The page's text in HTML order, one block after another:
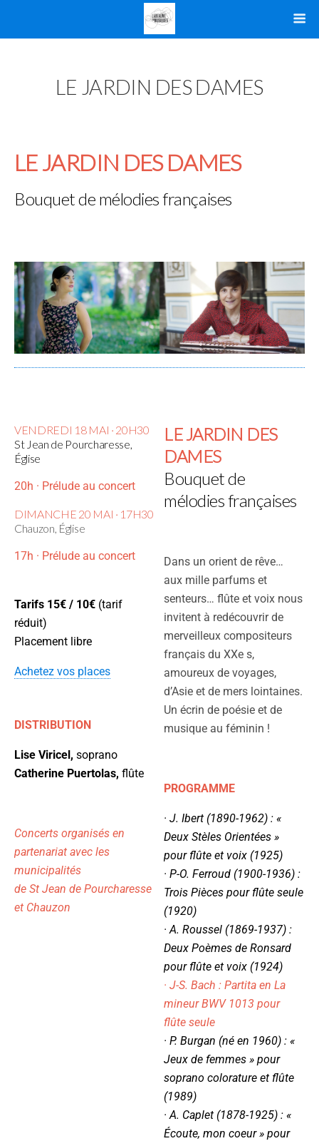
LE JARDIN DES DAMES
LE JARDIN DES DAMES
Bouquet de mélodies françaises
VENDREDI 18 MAI · 20H30
St Jean de Pourcharesse,
Église
20h · Prélude au concert
DIMANCHE 20 MAI · 17H30
Chauzon, Église
17h · Prélude au concert
Tarifs 15€ / 10€ (tarif
réduit)
Placement libre
Achetez vos places
DISTRIBUTION
Lise Viricel, soprano
Catherine Puertolas, flûte
Concerts organisés en
partenariat avec les
municipalités
de St Jean de Pourcharesse
et Chauzon
LE JARDIN DES
DAMES
Bouquet de
mélodies françaises
Dans un orient de rêve…
aux mille parfums et
senteurs… flûte et voix nous
invitent à redécouvrir de
merveilleux compositeurs
français du XXe s,
amoureux de voyages,
d’Asie et de mers lointaines.
Un écrin de poésie et de
musique au féminin !
PROGRAMME
· J. Ibert (1890-1962) : «
Deux Stèles Orientées »
pour flûte et voix (1925)
· P-O. Ferroud (1900-1936) :
Trois Pièces pour flûte seule
(1920)
· A. Roussel (1869-1937) :
Deux Poèmes de Ronsard
pour flûte et voix (1924)
· J-S. Bach : Partita en La
mineur BWV 1013 pour
flûte seule
· P. Burgan (né en 1960) : «
Jeux de femmes » pour
soprano colorature et flûte
(1989)
· A. Caplet (1878-1925) : «
Écoute, mon coeur » pour